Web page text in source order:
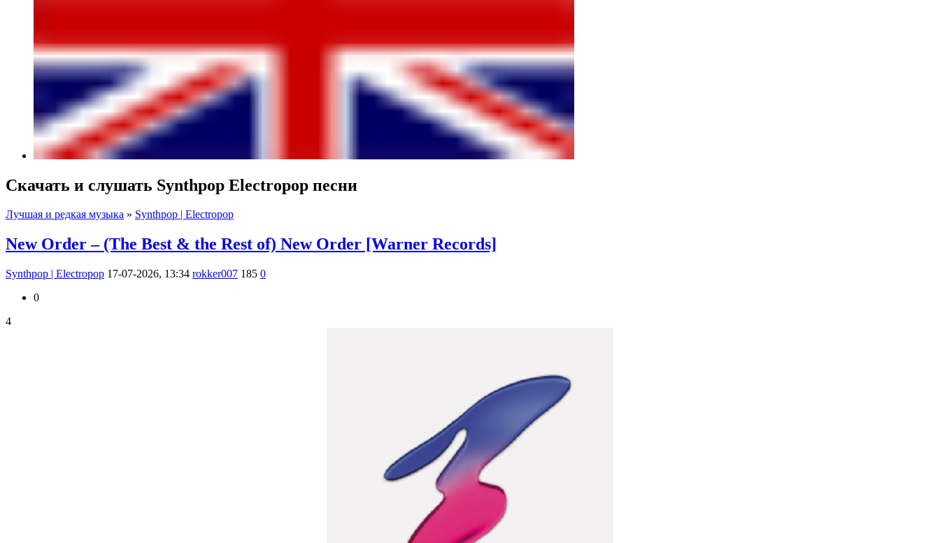
Скачать и слушать Synthpop Electropop песни
Лучшая и редкая музыка » Synthpop | Electropop
New Order – (The Best & the Rest of) New Order [Warner Records]
Synthpop | Electropop 17-07-2026, 13:34 rokker007 185 0
0
4